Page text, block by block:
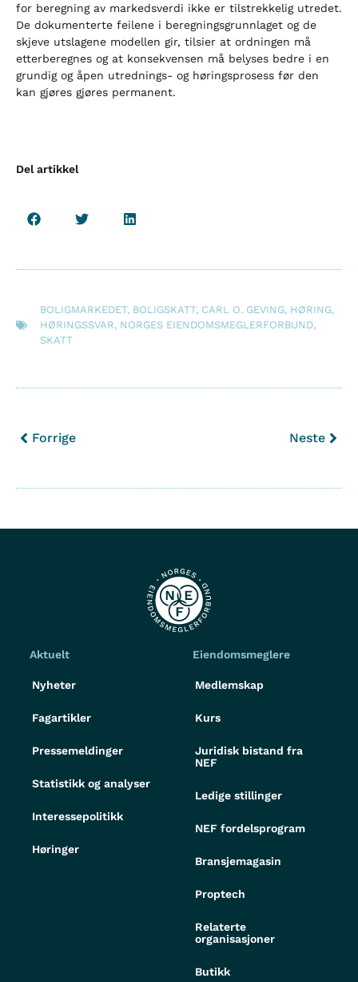
for beregning av markedsverdi ikke er tilstrekkelig utredet.
De dokumenterte feilene i beregningsgrunnlaget og de
skjeve utslagene modellen gir, tilsier at ordningen må
etterberegnes og at konsekvensen må belyses bedre i en
grundig og åpen utrednings- og høringsprosess før den
kan gjøres gjøres permanent.
Del artikkel
BOLIGMARKEDET, BOLIGSKATT, CARL O. GEVING, HØRING,
HØRINGSSVAR, NORGES EIENDOMSMEGLERFORBUND,
SKATT
Forrige Neste
Aktuelt
Nyheter
Fagartikler
Pressemeldinger
Statistikk og analyser
Interessepolitikk
Høringer
Eiendomsmeglere
Medlemskap
Kurs
Juridisk bistand fra
NEF
Ledige stillinger
NEF fordelsprogram
Bransjemagasin
Proptech
Relaterte
organisasjoner
Butikk